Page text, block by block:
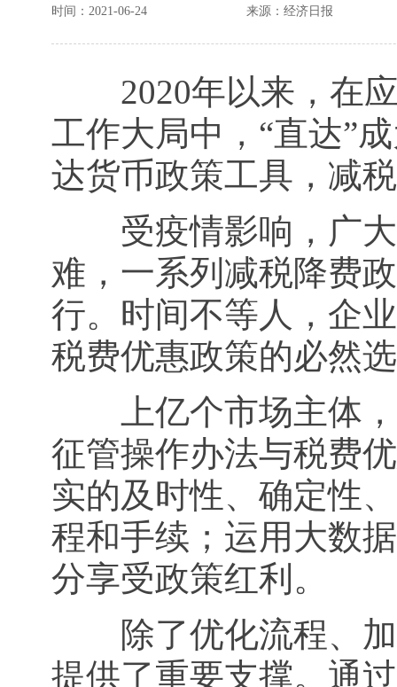
时间：2021-06-24 来源：经济日报
2020年以来，在应
工作大局中，“直达”
达货币政策工具，减
受疫情影响，广大
难，一系列减税降费
行。时间不等人，企
税费优惠政策的必然
上亿个市场主体，
征管操作办法与税费
实的及时性、确定性
程和手续；运用大数
分享受政策红利。
除了优化流程、加
提供了重要支撑。通